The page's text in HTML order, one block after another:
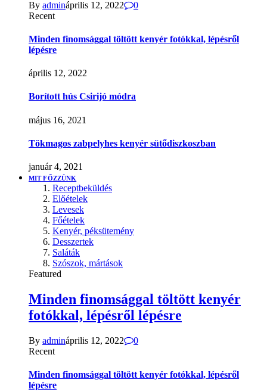
By admináprilis 12, 2022
0
Recent
Minden finomsággal töltött kenyér fotókkal, lépésről
lépésre
április 12, 2022
Borított hús Csirijó módra
május 16, 2021
Tökmagos zabpelyhes kenyér sütődiszkoszban
január 4, 2021
MIT FŐZZÜNK
Receptbeküldés
Előételek
Levesek
Főételek
Kenyér, péksütemény
Desszertek
Saláták
Szószok, mártások
Featured
Minden finomsággal töltött kenyér
fotókkal, lépésről lépésre
By admináprilis 12, 2022
0
Recent
Minden finomsággal töltött kenyér fotókkal, lépésről
lépésre